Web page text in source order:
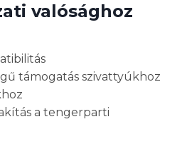
valósághoz
támogatás szivattyúkhoz
a tengerparti